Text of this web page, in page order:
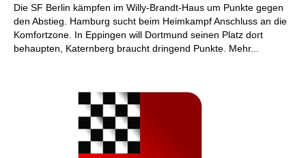
Die SF Berlin kämpfen im Willy-Brandt-Haus um Punkte gegen
den Abstieg. Hamburg sucht beim Heimkampf Anschluss an die
Komfortzone. In Eppingen will Dortmund seinen Platz dort
behaupten, Katernberg braucht dringend Punkte. Mehr...